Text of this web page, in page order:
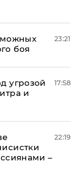
боя
23:21
угрозой
и
17:58
–
22:19